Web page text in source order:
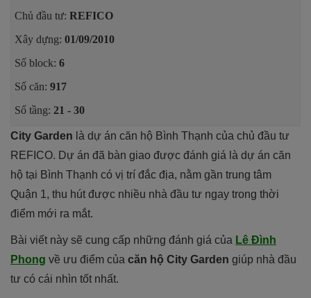
Chủ đầu tư: REFICO
Xây dựng: 01/09/2010
Số block: 6
Số căn: 917
Số tầng: 21 - 30
City Garden là dự án căn hộ Bình Thạnh của chủ đầu tư
REFICO. Dự án đã bàn giao được đánh giá là dự án căn
hộ tại Bình Thạnh có vị trí đắc địa, nằm gần trung tâm
Quận 1, thu hút được nhiều nhà đầu tư ngay trong thời
điểm mới ra mắt.
Bài viết này sẽ cung cấp những đánh giá của Lê Đình
Phong về ưu điểm của căn hộ City Garden giúp nhà đầu
tư có cái nhìn tốt nhất.